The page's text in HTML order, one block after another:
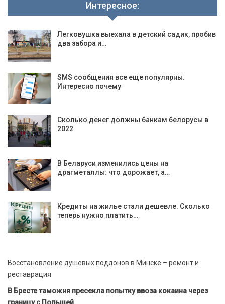
Интересное:
Легковушка выехала в детский садик, пробив
два забора и…
SMS сообщения все еще популярны.
Интересно почему
Сколько денег должны банкам белорусы в
2022
В Беларуси изменились цены на
драгметаллы: что дорожает, а…
Кредиты на жилье стали дешевле. Сколько
теперь нужно платить…
Восстановление душевых поддонов в Минске – ремонт и
реставрация
В Бресте таможня пресекла попытку ввоза кокаина через